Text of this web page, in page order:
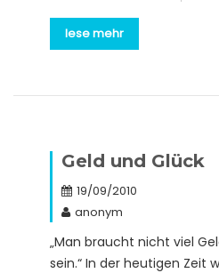
lese mehr
Geld und Glück
19/09/2010
anonym
„Man braucht nicht viel
sein.“ In der heutigen Zeit